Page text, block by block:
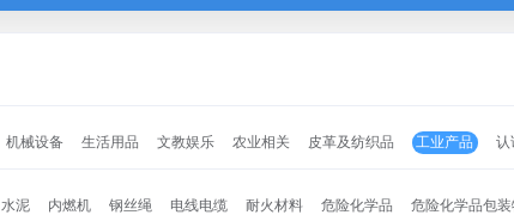
机械设备 生活用品 文教娱乐 农业相关 皮革及纺织品 工业产品 认
水泥 内燃机 钢丝绳 电线电缆 耐火材料 危险化学品 危险化学品包装